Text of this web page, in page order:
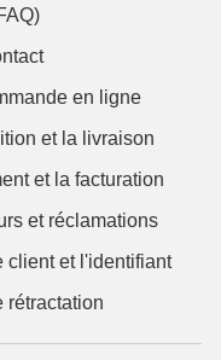
en ligne
et la livraison
et la facturation
et réclamations
client et l'identifiant
rétractation